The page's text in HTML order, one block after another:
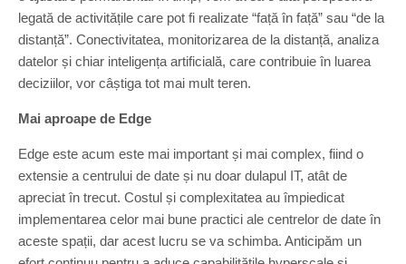
legată de activitățile care pot fi realizate “față în față” sau “de la
distanță”. Conectivitatea, monitorizarea de la distanță, analiza
datelor și chiar inteligența artificială, care contribuie în luarea
deciziilor, vor câștiga tot mai mult teren.
Mai aproape de Edge
Edge este acum este mai important și mai complex, fiind o
extensie a centrului de date și nu doar dulapul IT, atât de
apreciat în trecut. Costul și complexitatea au împiedicat
implementarea celor mai bune practici ale centrelor de date în
aceste spații, dar acest lucru se va schimba. Anticipăm un